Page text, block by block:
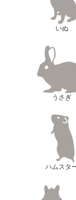
いぬ
うさぎ
ハムスタ